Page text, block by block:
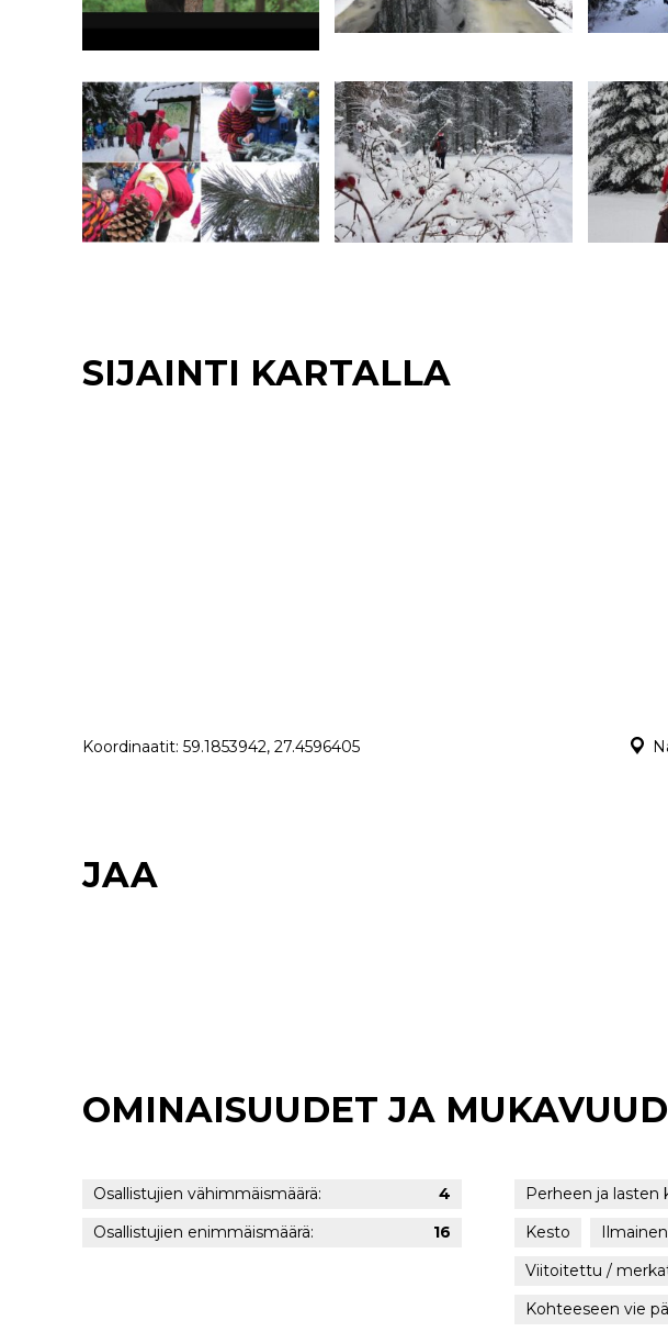
SIJAINTI KARTALLA
Koordinaatit: 59.1853942, 27.4596405
JAA
OMINAISUUDET JA
Osallistujien vähimmäismäärä:
4
Osallistujien enimmäismäärä:
16
Perheen ja lasten
Kesto
Viitoitettu /
Kohteeseen vie